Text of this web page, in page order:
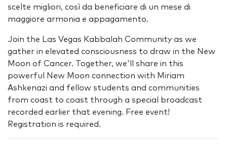
scelte migliori, così da beneficiare di un mese di
maggiore armonia e appagamento.
Join the Las Vegas Kabbalah Community as we
gather in elevated consciousness to draw in the New
Moon of Cancer. Together, we'll share in this
powerful New Moon connection with Miriam
Ashkenazi and fellow students and communities
from coast to coast through a special broadcast
recorded earlier that evening. Free event!
Registration is required.